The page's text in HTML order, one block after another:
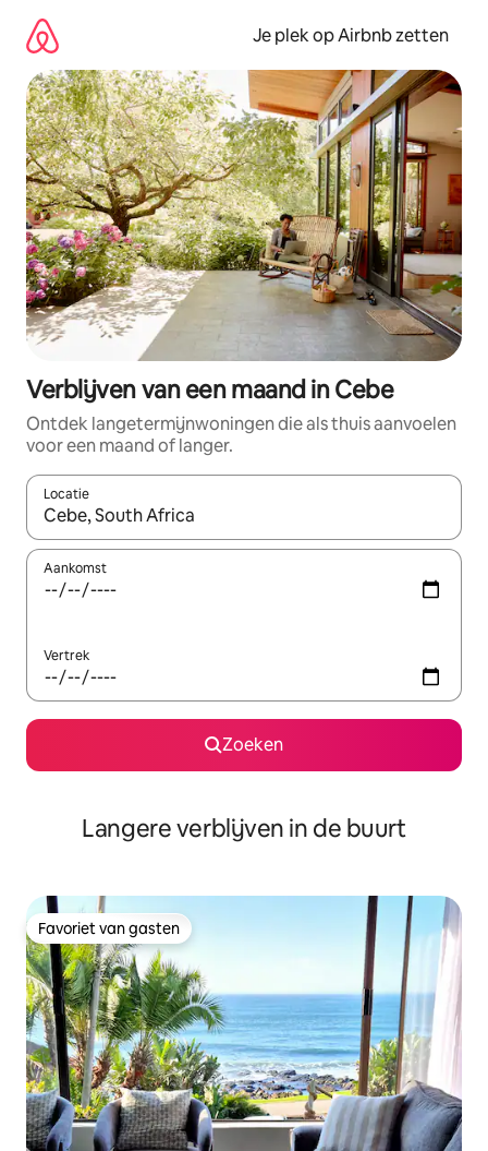
direct
naar
inhoud
Je plek op Airbnb zetten
Verblijven van een maand in Cebe
Ontdek langetermijnwoningen die als thuis aanvoelen
voor een maand of langer.
Locatie
Wanneer er resultaten beschikbaar zijn, maak je een keuze
Aankomst
Vertrek
Zoeken
Langere verblijven in de buurt
Favoriet van gasten
Favoriet van gasten